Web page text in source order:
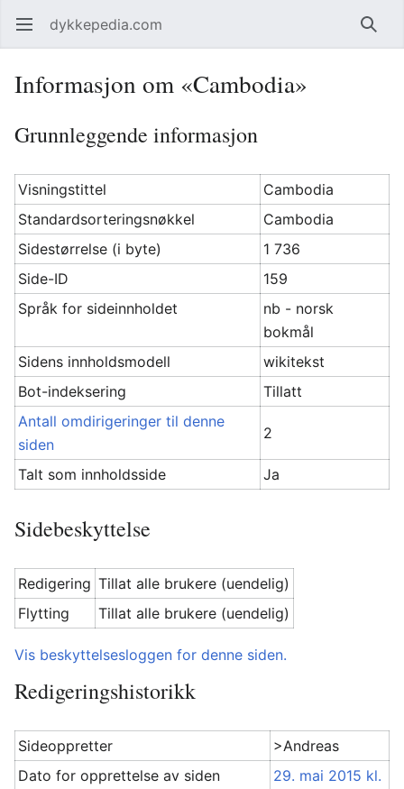
Åpne hovedmenyen dykkepedia.com Søk
Informasjon om «Cambodia»
Grunnleggende informasjon
Visningstittel
Cambodia
Standardsorteringsnøkkel
Cambodia
Sidestørrelse (i byte)
1 736
Side-ID
159
Språk for sideinnholdet
nb - norsk
bokmål
Sidens innholdsmodell
wikitekst
Bot-indeksering
Tillatt
Antall omdirigeringer til denne
siden
2
Talt som innholdsside Ja
Sidebeskyttelse
Redigering Tillat alle brukere (uendelig)
Flytting
Tillat alle brukere (uendelig)
Vis beskyttelsesloggen for denne siden.
Redigeringshistorikk
Sideoppretter
>Andreas
Dato for opprettelse av siden
29. mai 2015 kl.